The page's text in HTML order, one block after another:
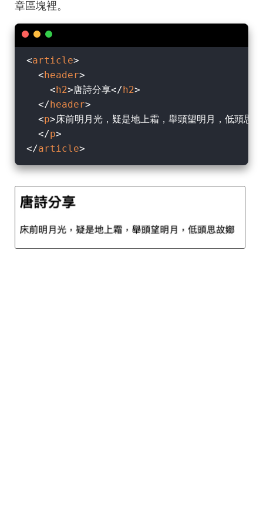
章區塊裡。
<article>
<header>
<h2>唐詩分享</h2>
</header>
<p>床前明月光，疑是地上霜，舉頭望明月，低頭思
</p>
</article>